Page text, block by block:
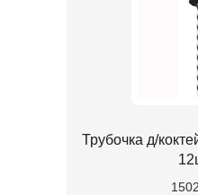
Трубочка д/